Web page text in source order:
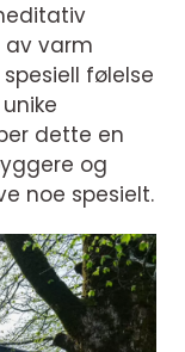
av varm
følelse
dette en
og
noe spesielt.